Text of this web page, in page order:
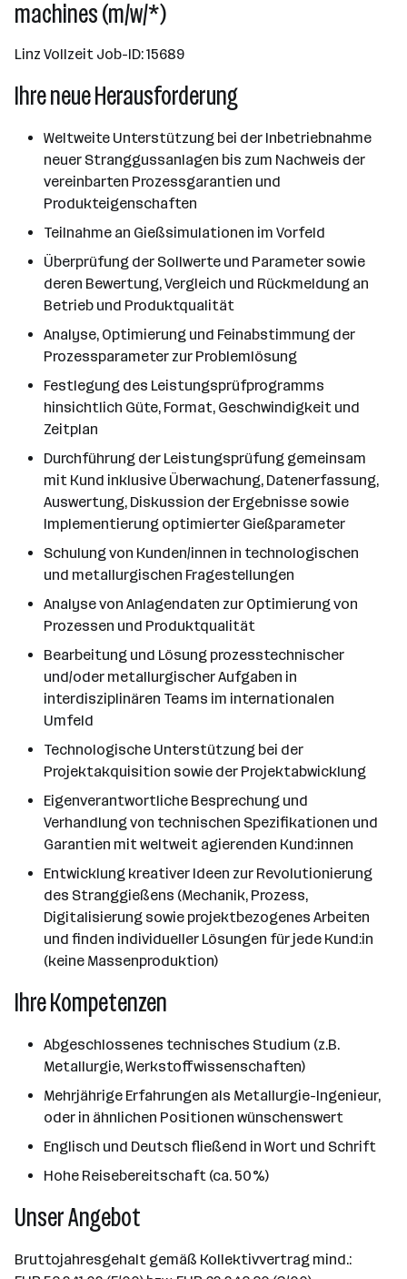
machines (m/w/*)
Linz Vollzeit Job-ID: 15689
Ihre neue Herausforderung
Weltweite Unterstützung bei der Inbetriebnahme
neuer Stranggussanlagen bis zum Nachweis der
vereinbarten Prozessgarantien und
Produkteigenschaften
Teilnahme an Gießsimulationen im Vorfeld
Überprüfung der Sollwerte und Parameter sowie
deren Bewertung, Vergleich und Rückmeldung an
Betrieb und Produktqualität
Analyse, Optimierung und Feinabstimmung der
Prozessparameter zur Problemlösung
Festlegung des Leistungsprüfprogramms
hinsichtlich Güte, Format, Geschwindigkeit und
Zeitplan
Durchführung der Leistungsprüfung gemeinsam
mit Kund inklusive Überwachung, Datenerfassung,
Auswertung, Diskussion der Ergebnisse sowie
Implementierung optimierter Gießparameter
Schulung von Kunden/innen in technologischen
und metallurgischen Fragestellungen
Analyse von Anlagendaten zur Optimierung von
Prozessen und Produktqualität
Bearbeitung und Lösung prozesstechnischer
und/oder metallurgischer Aufgaben in
interdisziplinären Teams im internationalen
Umfeld
Technologische Unterstützung bei der
Projektakquisition sowie der Projektabwicklung
Eigenverantwortliche Besprechung und
Verhandlung von technischen Spezifikationen und
Garantien mit weltweit agierenden Kund:innen
Entwicklung kreativer Ideen zur Revolutionierung
des Stranggießens (Mechanik, Prozess,
Digitalisierung sowie projektbezogenes Arbeiten
und finden individueller Lösungen für jede Kund:in
(keine Massenproduktion)
Ihre Kompetenzen
Abgeschlossenes technisches Studium (z.B.
Metallurgie, Werkstoffwissenschaften)
Mehrjährige Erfahrungen als Metallurgie-Ingenieur,
oder in ähnlichen Positionen wünschenswert
Englisch und Deutsch fließend in Wort und Schrift
Hohe Reisebereitschaft (ca. 50%)
Unser Angebot
Bruttojahresgehalt gemäß Kollektivvertrag mind.: